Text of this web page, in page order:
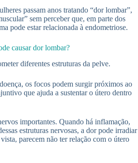
passam anos tratando “dor lombar”,
sem perceber que, em parte dos
pode estar relacionada à endometriose.
causar dor lombar?
diferentes estruturas da pelve.
os focos podem surgir próximos ao
que ajuda a sustentar o útero dentro
importantes. Quando há inflamação,
estruturas nervosas, a dor pode irradiar
parecem não ter relação com o útero